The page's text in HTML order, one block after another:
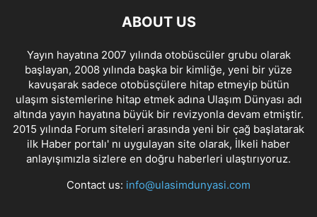
ABOUT US
Yayın hayatına 2007 yılında otobüscüler grubu olarak
başlayan, 2008 yılında başka bir kimliğe, yeni bir yüze
kavuşarak sadece otobüsçülere hitap etmeyip bütün
ulaşım sistemlerine hitap etmek adına Ulaşım Dünyası adı
altında yayın hayatına büyük bir revizyonla devam etmiştir.
2015 yılında Forum siteleri arasında yeni bir çağ başlatarak
ilk Haber portalı' nı uygulayan site olarak, İlkeli haber
anlayışımızla sizlere en doğru haberleri ulaştırıyoruz.
Contact us: info@ulasimdunyasi.com